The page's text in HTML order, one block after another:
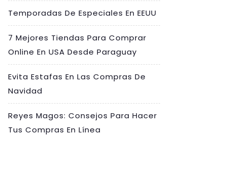
Temporadas De Especiales En EEUU
7 Mejores Tiendas Para Comprar
Online En USA Desde Paraguay
Evita Estafas En Las Compras De
Navidad
Reyes Magos: Consejos Para Hacer
Tus Compras En Línea